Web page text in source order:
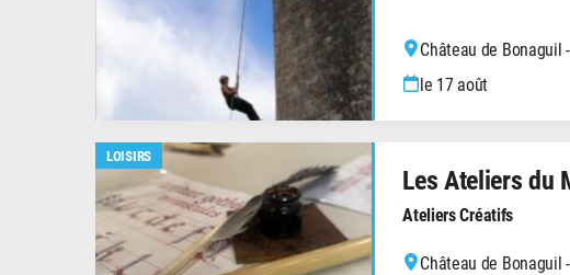
Château de Bonaguil
le 17 août
LOISIRS
Les Ateliers du
Ateliers Créatifs
Château de Bonaguil